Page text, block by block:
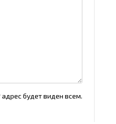
адрес будет виден всем.